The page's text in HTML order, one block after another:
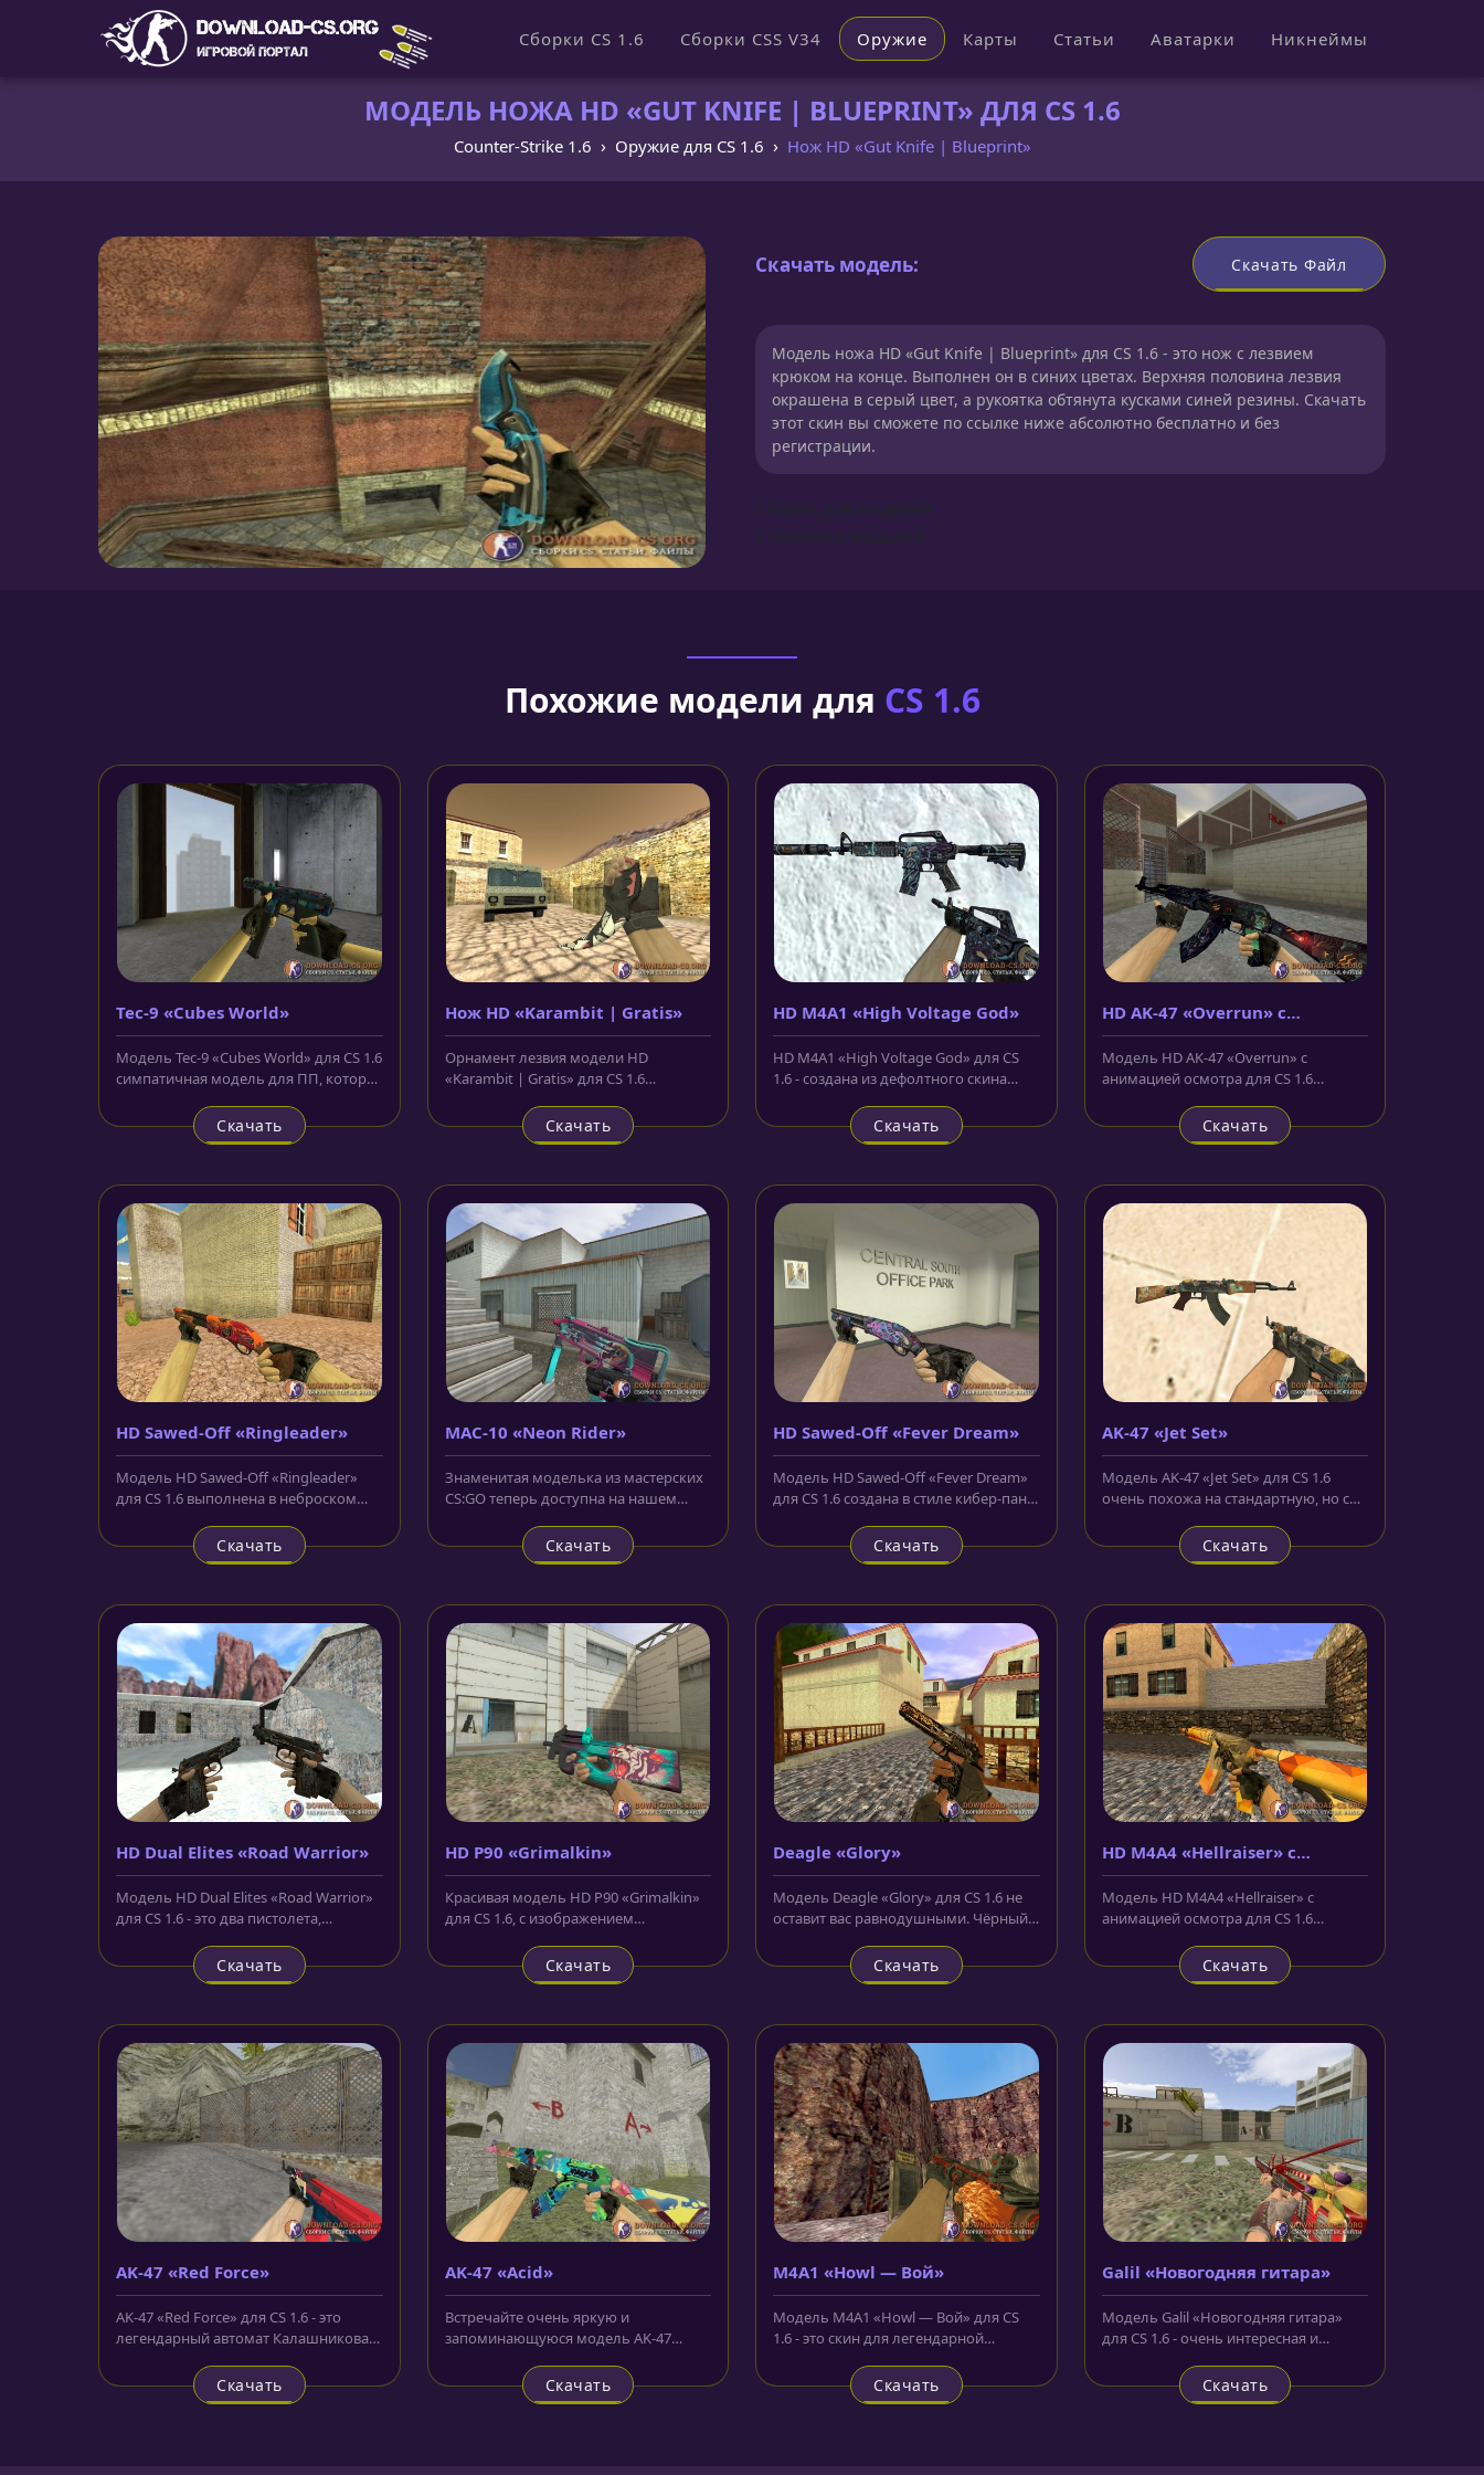
Сборки CS 1.6 Сборки CSS V34 Оружие Карты Статьи Аватарки Никнеймы
МОДЕЛЬ НОЖА HD «GUT KNIFE | BLUEPRINT» ДЛЯ CS 1.6
Counter-Strike 1.6 Оружие для CS 1.6 Нож HD «Gut Knife | Blueprint»
Скачать модель: Скачать Файл
Модель ножа HD «Gut Knife | Blueprint» для CS 1.6 - это нож с лезвием
крюком на конце. Выполнен он в синих цветах. Верхняя половина лезвия
окрашена в серый цвет, а рукоятка обтянута кусками синей резины. Скачать
этот скин вы сможете по ссылке ниже абсолютно бесплатно и без
регистрации.
Похожие модели для CS 1.6
Tec-9 «Cubes World»
Модель Tec-9 «Cubes World» для CS 1.6
симпатичная модель для ПП, которая
Скачать
Нож HD «Karambit | Gratis»
Орнамент лезвия модели HD
«Karambit | Gratis» для CS 1.6
ткани...
Скачать
HD M4A1 «High Voltage God»
HD M4A1 «High Voltage God» для CS
1.6 - создана из дефолтного скина
Скачать
HD AK-47 «Overrun» с
анимацией осмотра
Модель HD AK-47 «Overrun» с
анимацией осмотра для CS 1.6
привлекательной....
Скачать
HD Sawed-Off «Ringleader»
Модель HD Sawed-Off «Ringleader»
для CS 1.6 выполнена в неброском
Скачать
MAC-10 «Neon Rider»
Знаменитая моделька из мастерских
CS:GO теперь доступна на нашем
Скачать
HD Sawed-Off «Fever Dream»
Модель HD Sawed-Off «Fever Dream»
для CS 1.6 создана в стиле кибер-панк.
Скачать
AK-47 «Jet Set»
Модель AK-47 «Jet Set» для CS 1.6
очень похожа на стандартную, но с
Скачать
HD Dual Elites «Road Warrior»
Модель HD Dual Elites «Road Warrior»
для CS 1.6 - это два пистолета,
Скачать
HD P90 «Grimalkin»
Красивая модель HD P90 «Grimalkin»
для CS 1.6, с изображением
окружен...
Скачать
Deagle «Glory»
Модель Deagle «Glory» для CS 1.6 не
оставит вас равнодушными. Чёрный
Скачать
HD M4A4 «Hellraiser» с
анимацией осмотра
Модель HD M4A4 «Hellraiser» с
анимацией осмотра для CS 1.6
Оранжевые и...Скачать
AK-47 «Red Force»
AK-47 «Red Force» для CS 1.6 - это
легендарный автомат Калашникова,
Скачать
AK-47 «Acid»
Встречайте очень яркую и
запоминающуюся модель AK-47
Скачать
M4A1 «Howl — Вой»
Модель M4A1 «Howl — Вой» для CS
1.6 - это скин для легендарной
Скачать
Galil «Новогодняя гитара»
Модель Galil «Новогодняя гитара»
для CS 1.6 - очень интересная и
Скачать